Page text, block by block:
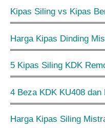
Kipas Siling vs Kipas
Harga Kipas Dinding
5 Kipas Siling KDK
4 Beza KDK KU408 dan
Harga Kipas Siling